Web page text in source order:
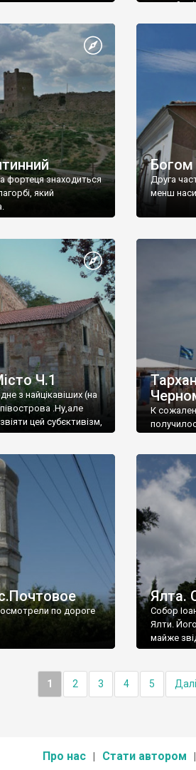
фортеця знаходиться
який
Богом
Друга
менш
Ч.1
з найцікавіших (на
.Ну,але
цей субєктивізм,
К
по дороге
Ялта.
Собор
Ялти.
майже
1 2 3 4 5
Про нас Стати автором